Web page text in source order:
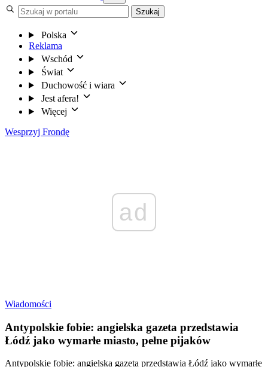
Szukaj
Polska
Reklama
Wschód
Świat
Duchowość i wiara
Jest afera!
Więcej
Wesprzyj Frondę
ad
Wiadomości
Antypolskie fobie: angielska gazeta przedstawia
Łódź jako wymarłe miasto, pełne pijaków
Antypolskie fobie: angielska gazeta przedstawia Łódź jako wymarłe